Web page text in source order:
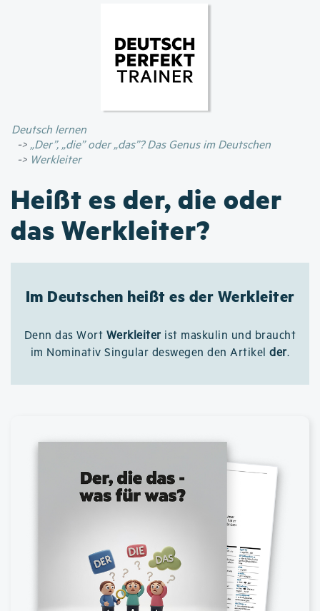
Inhalt
Deutsch lernen
„Der”, „die” oder „das”? Das Genus im Deutschen
Werkleiter
Heißt es der, die oder
das Werkleiter?
Im Deutschen heißt es der Werkleiter
Denn das Wort Werkleiter ist maskulin und braucht
im Nominativ Singular deswegen den Artikelder.